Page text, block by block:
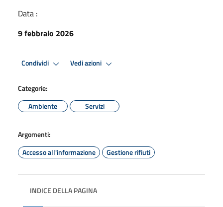
Data :
9 febbraio 2026
Condividi Vedi azioni
Categorie:
Ambiente
Servizi
Argomenti:
Accesso all'informazione
Gestione rifiuti
INDICE DELLA PAGINA